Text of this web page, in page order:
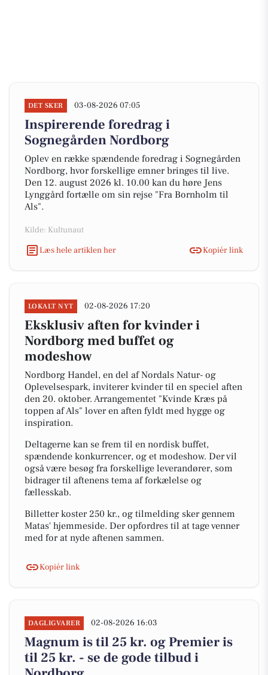
DET SKER 03-08-2026 07:05
Inspirerende foredrag i
Sognegården Nordborg
Oplev en række spændende foredrag i Sognegården
Nordborg, hvor forskellige emner bringes til live.
Den 12. august 2026 kl. 10.00 kan du høre Jens
Lynggård fortælle om sin rejse "Fra Bornholm til
Als".
Kilde: Kultunaut
Læs hele artiklen her
Kopiér link
LOKALT NYT 02-08-2026 17:20
Eksklusiv aften for kvinder i
Nordborg med buffet og
modeshow
Nordborg Handel, en del af Nordals Natur- og
Oplevelsespark, inviterer kvinder til en speciel aften
den 20. oktober. Arrangementet "Kvinde Kræs på
toppen af Als" lover en aften fyldt med hygge og
inspiration.
Deltagerne kan se frem til en nordisk buffet,
spændende konkurrencer, og et modeshow. Der vil
også være besøg fra forskellige leverandører, som
bidrager til aftenens tema af forkælelse og
fællesskab.
Billetter koster 250 kr., og tilmelding sker gennem
Matas' hjemmeside. Der opfordres til at tage venner
med for at nyde aftenen sammen.
Kopiér link
DAGLIGVARER 02-08-2026 16:03
Magnum is til 25 kr. og Premier is
til 25 kr. - se de gode tilbud i